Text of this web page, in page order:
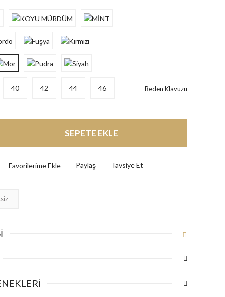
40 42 44 46 Beden Klavuzu
SEPETE EKLE
Paylaş Tavsiye Et